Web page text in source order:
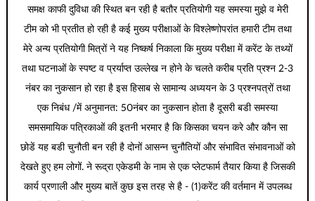
समक्ष काफी दुविधा की स्थित बन रही है बतौर प्रतियोगी यह समस्या मुझे व मेरी
टीम को भी प्रतीत हो रही है कई मुख्य परीक्षाओं के विश्लेष्णोपरांत हमारी टीम तथा
मेरे अन्य प्रतियोगी मित्रों ने यह निष्कर्ष निकाला कि मुख्य परीक्षा में करेंट के तथ्यों
तथा घटनाओं के स्पष्ट व प्रर्याप्त उल्लेख न होने के चलते करीब प्रति प्रश्न 2-3
नंबर का नुकसान हो रहा है इस हिसाब से सामान्य अध्ययन के 3 प्रश्नपत्रों तथा
एक निबंध /में अनुमानत: 50नंबर का नुकसान होता है दूसरी बडी समस्या
समसमायिक पत्रिकाओं की इतनी भरमार है कि किसका चयन करे और कौन सा
छोडें यह बडी चुनौती बन रही है दोनों आसन्न चुनौतियों और संभावित संभावनाओं को
देखते हुए हम लोगों. ने रूद्रा एकेडमी के नाम से एक प्लेटफार्म तैयार किया है जिसकी
कार्य प्रणाली और मुख्य बातें कुछ इस तरह से है - (1)करेंट की वर्तमान में उपलब्ध